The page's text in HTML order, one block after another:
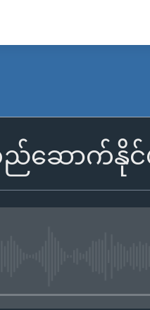
တည်ဆောက်